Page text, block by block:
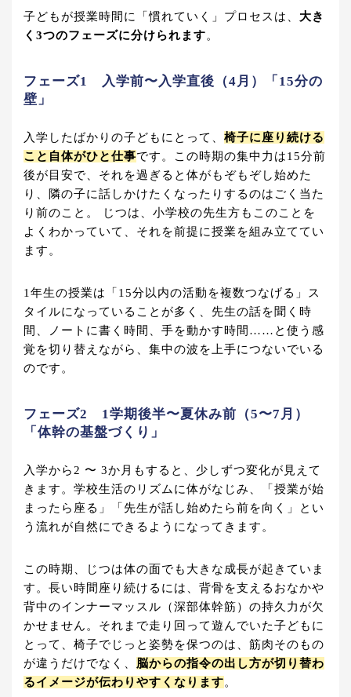
子どもが授業時間に「慣れていく」プロセスは、 大き
く3つのフェーズに分けられます。
フェーズ1 入学前〜入学直後（4月）「15分の
壁」
入学したばかりの子どもにとって、 椅子に座り続ける
こと自体がひと仕事です。この時期の集中力は15分前
後が目安で、それを過ぎると体がもぞもぞし始めた
り、隣の子に話しかけたくなったりするのはごく当た
り前のこと。 じつは、小学校の先生方もこのことを
よくわかっていて、それを前提に授業を組み立ててい
ます。
1年生の授業は「15分以内の活動を複数つなげる」ス
タイルになっていることが多く、先生の話を聞く時
間、ノートに書く時間、手を動かす時間……と使う感
覚を切り替えながら、集中の波を上手につないでいる
のです。
フェーズ2 1学期後半〜夏休み前（5〜7月）
「体幹の基盤づくり」
入学から2 〜 3か月もすると、少しずつ変化が見えて
きます。学校生活のリズムに体がなじみ、「授業が始
まったら座る」「先生が話し始めたら前を向く」とい
う流れが自然にできるようになってきます。
この時期、じつは体の面でも大きな成長が起きていま
す。長い時間座り続けるには、背骨を支えるおなかや
背中のインナーマッスル（深部体幹筋）の持久力が欠
かせません。それまで走り回って遊んでいた子どもに
とって、椅子でじっと姿勢を保つのは、筋肉そのもの
が違うだけでなく、 脳からの指令の出し方が切り替わ
るイメージが伝わりやすくなります。